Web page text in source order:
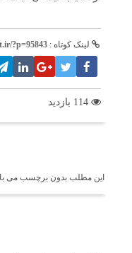
لینک کوتاه : ?p=95843
این مطلب بدون برچسب می